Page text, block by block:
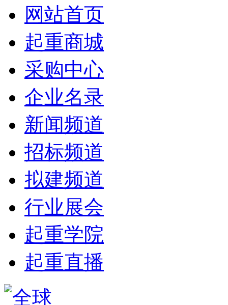
网站首页
起重商城
采购中心
企业名录
新闻频道
招标频道
拟建频道
行业展会
起重学院
起重直播